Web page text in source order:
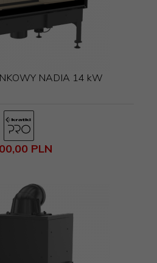
NADIA 14 kW
00 PLN